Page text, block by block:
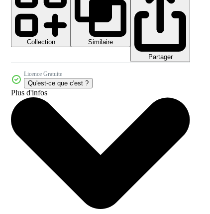
Collection
Similaire
Partager
Licence Gratuite
Qu'est-ce que c'est ?
Plus d'infos